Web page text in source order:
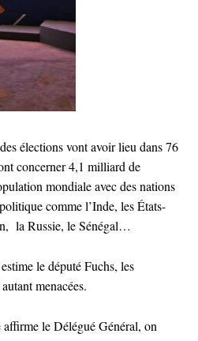
élections vont avoir lieu dans 76
concerner 4,1 milliard de
mondiale avec des nations
comme l’Inde, les États-
la Russie, le Sénégal…
le député Fuchs, les
menacées.
le Délégué Général, on